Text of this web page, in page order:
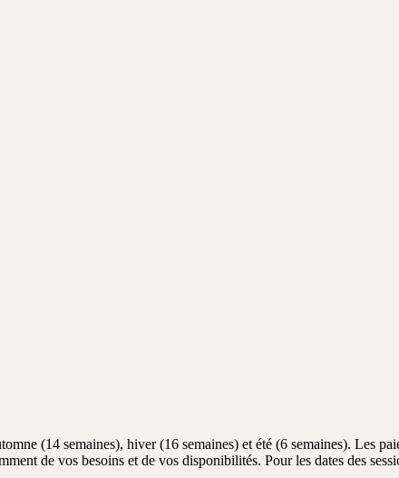
(14 semaines), hiver (16 semaines) et été (6 semaines). Les
de vos besoins et de vos disponibilités. Pour les dates des